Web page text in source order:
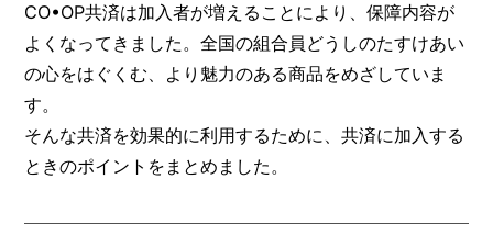
CO•OP共済は加入者が増えることにより、保障内容が
よくなってきました。全国の組合員どうしのたすけあい
の心をはぐくむ、より魅力のある商品をめざしていま
す。
そんな共済を効果的に利用するために、共済に加入する
ときのポイントをまとめました。